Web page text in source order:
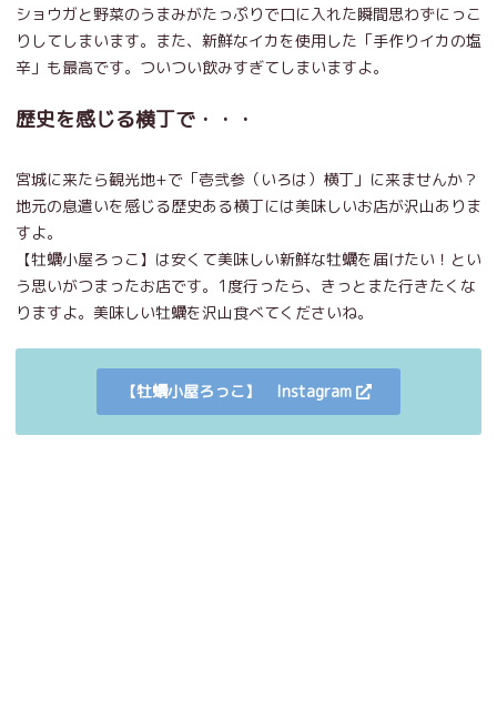
ショウガと野菜のうまみがたっぷりで口に入れた瞬間思わずにっこ
りしてしまいます。また、新鮮なイカを使用した「手作りイカの塩
辛」も最高です。ついつい飲みすぎてしまいますよ。
歴史を感じる横丁で・・・
宮城に来たら観光地+で「壱弐参（いろは）横丁」に来ませんか？
地元の息遣いを感じる歴史ある横丁には美味しいお店が沢山ありま
すよ。
【牡蠣小屋ろっこ】は安くて美味しい新鮮な牡蠣を届けたい！とい
う思いがつまったお店です。1度行ったら、きっとまた行きたくな
りますよ。美味しい牡蠣を沢山食べてくださいね。
【牡蠣小屋ろっこ】 Instagram